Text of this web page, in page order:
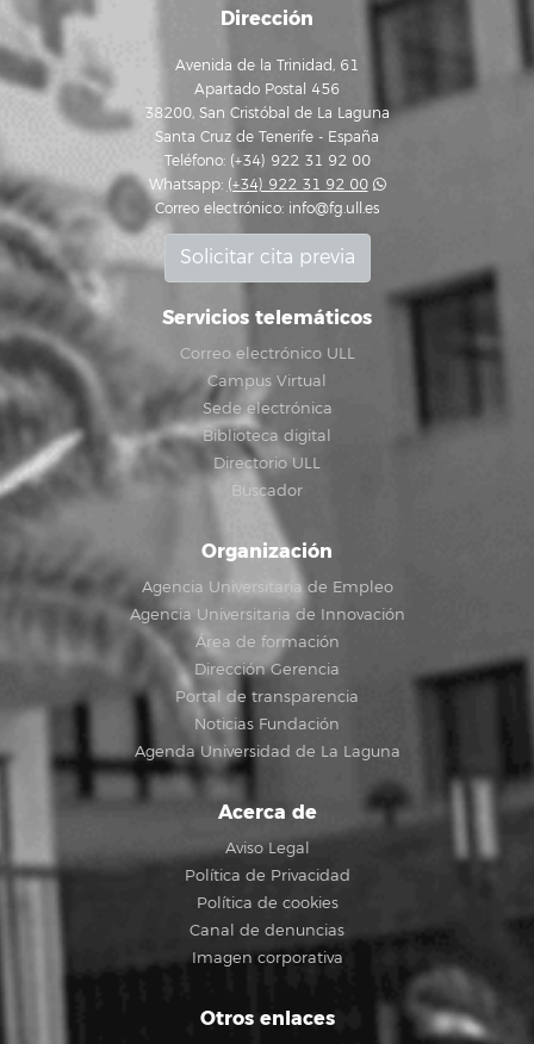
Dirección
Avenida de la Trinidad, 61
Apartado Postal 456
38200, San Cristóbal de La Laguna
Santa Cruz de Tenerife - España
Teléfono: (+34) 922 31 92 00
Whatsapp: (+34) 922 31 92 00
Correo electrónico: info@fg.ull.es
Solicitar cita previa
Servicios telemáticos
Correo electrónico ULL
Campus Virtual
Sede electrónica
Biblioteca digital
Directorio ULL
Buscador
Organización
Agencia Universitaria de Empleo
Agencia Universitaria de Innovación
Área de formación
Dirección Gerencia
Portal de transparencia
Noticias Fundación
Agenda Universidad de La Laguna
Acerca de
Aviso Legal
Política de Privacidad
Política de cookies
Canal de denuncias
Imagen corporativa
Otros enlaces